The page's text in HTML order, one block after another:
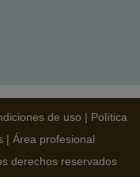
de uso | Política
| Área profesional
derechos reservados